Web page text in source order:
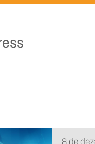
8 de